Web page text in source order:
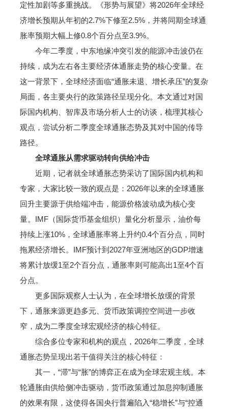
定性加剧等多重挑战。《形势与展望》将2026年全球经
济增长预期从年初的2.7%下修至2.5%，并将同期全球通
胀率预期大幅上修0.8个百分点至3.9%。
今年二季度，中东地缘冲突引发的能源冲击波仍在
持续，成为左右各主要经济体通胀走势的核心变量。在
这一背景下，全球经济面临“通胀未退、增长承压”的复杂
局面，各主要央行的政策路径呈现分化。本文通过对国
际国内机构、智库及市场分析人士的访谈，梳理其核心
观点，尝试分析二季度全球通胀态势及其对中国的传导
路径。
全球通胀从需求驱动转向供给冲击
近期，记者就全球通胀态势采访了国际国内机构和
专家，大家比较一致的观点是：2026年以来的全球通胀
回升主要源于供给端冲击，能源价格波动成为核心变
量。IMF（国际货币基金组织）量化分析显示，油价每
持续上涨10%，全球通胀率将上升约0.4个百分点，同时
拖累经济增长。IMF预计到2027年亚洲地区的GDP增速
将累计放缓1至2个百分点，通胀率则可能高出1至4个百
分点。
更多国际观察人士认为，在全球增长放缓的背景
下，通胀来源更趋多元、货币政策调控空间进一步收
窄，成为二季度全球宏观经济的核心特征。
综合多位专家和机构的观点，2026年二季度，全球
通胀态势呈现出若干值得关注的核心特征：
其一，“滞”与“胀”的博弈正在成为全球宏观主线。本
轮通胀由供给侧冲击驱动，货币政策通过加息抑制通胀
的效果有限，这使得各国央行普遍陷入“稳增长”与“控通